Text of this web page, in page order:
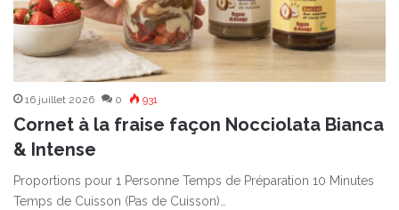
16 juillet 2026 0 931
Cornet à la fraise façon Nocciolata Bianca
& Intense
Proportions pour 1 Personne Temps de Préparation 10 Minutes
Temps de Cuisson (Pas de Cuisson)…